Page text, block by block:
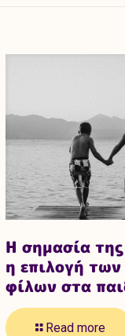
Η σημασία
η επιλογή
φίλων στα
Read more